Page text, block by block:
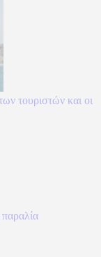
τουριστών και οι